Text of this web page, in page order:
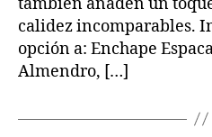
calidez incomparables.
opción a: Enchape
Almendro, […]